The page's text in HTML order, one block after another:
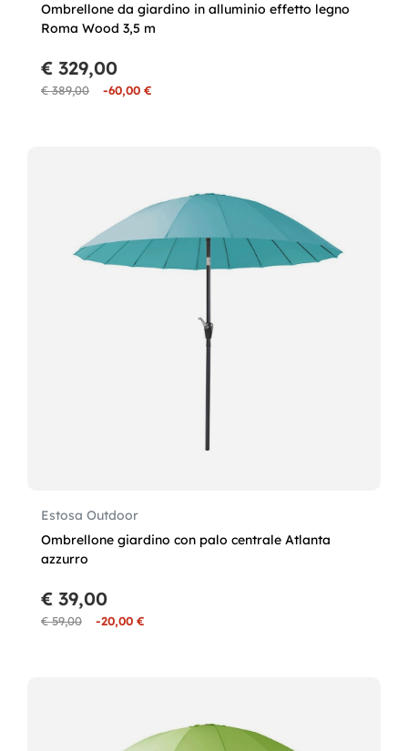
Ombrellone da giardino in alluminio effetto legno
Roma Wood 3,5 m
€ 389,00 -60,00 €
€ 329,00
Estosa Outdoor
Ombrellone giardino con palo centrale Atlanta
azzurro
€ 59,00 -20,00 €
€ 39,00